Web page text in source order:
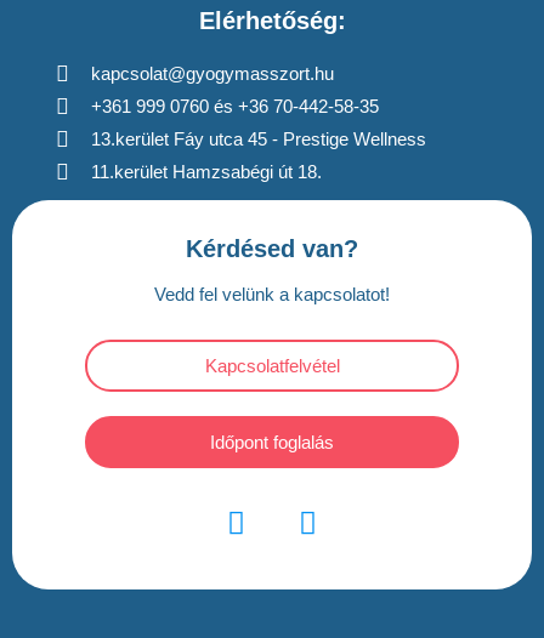
Elérhetőség:
kapcsolat@gyogymasszort.hu
+361 999 0760 és +36 70-442-58-35
13.kerület Fáy utca 45 - Prestige Wellness
11.kerület Hamzsabégi út 18.
Kérdésed van?
Vedd fel velünk a kapcsolatot!
Kapcsolatfelvétel
Időpont foglalás